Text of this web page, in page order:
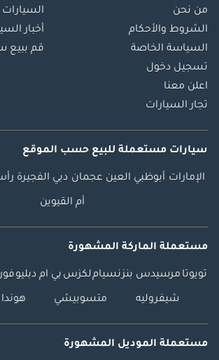
من نحن
الشروط والأحكام
السياسة الخاصة
تسجيل دخول
اعلن معنا
تجار السيارات
السيارات
أخبار
قم ببيع
سيارات مستعملة للبيع حسب الموقع
الإمارات أبوظبي العين عجمان دبي الفجيرة
أم القيوين
مستعملة الماركة المشهورة
تويوتا مرسيدس بنزنسياملكزس بي ام دبليو
شيفروليه متسوبيشي هوندا
مستعملة الموديل المشهورة